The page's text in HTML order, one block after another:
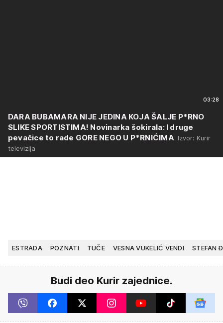
03:28
DARA BUBAMARA NIJE JEDINA KOJA ŠALJE P*RNO
SLIKE SPORTISTIMA! Novinarka šokirala: I druge
pevačice to rade GORE NEGO U P*RNIĆIMA Izvor: Kurir
televizija
ESTRADA POZNATI TUČE VESNA VUKELIĆ VENDI STEFAN
Budi deo Kurir zajednice.